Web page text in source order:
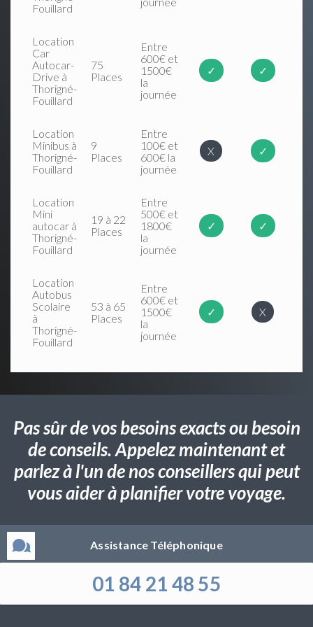
Fouillard
Location
Car
Autocar-
Drive à
Thorigné-
Fouillard
75
Places
Entre
600€ et
1500€
la
journée
✓ ✓
Location
Minibus à
Thorigné-
Fouillard
9
Places
Entre
100€ et
600€ la
journée
X ✓
Location
Mini
autocar à
Thorigné-
Fouillard
19 à 22
Places
Entre
500€ et
1800€
la
journée
✓ ✓
Location
Autobus
Scolaire
à
Thorigné-
Fouillard
53 à 65
Places
Entre
600€ et
1500€
la
journée
✓ X
Pas sûr de vos besoins exacts ou besoin
de conseils. Appelez maintenant et
parlez à l'un de nos conseillers qui peut
vous aider à planifier votre voyage.
Assistance Téléphonique
01 84 21 48 55